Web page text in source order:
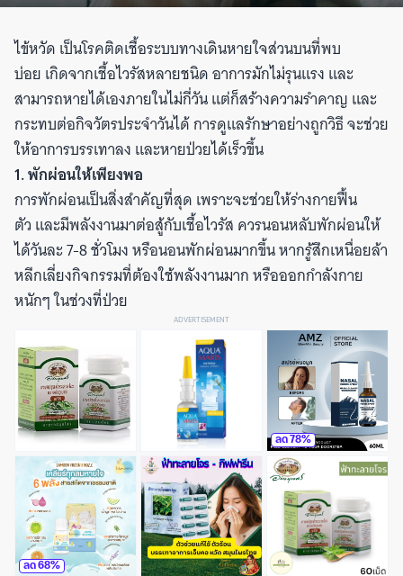
ไข้หวัด เป็นโรคติดเชื้อระบบทางเดินหายใจส่วนบนที่พบ
บ่อย เกิดจากเชื้อไวรัสหลายชนิด อาการมักไม่รุนแรง และ
สามารถหายได้เองภายในไม่กี่วัน แต่ก็สร้างความรำคาญ และ
กระทบต่อกิจวัตรประจำวันได้ การดูแลรักษาอย่างถูกวิธี จะช่วย
ให้อาการบรรเทาลง และหายป่วยได้เร็วขึ้น
1. พักผ่อนให้เพียงพอ
การพักผ่อนเป็นสิ่งสำคัญที่สุด เพราะจะช่วยให้ร่างกายฟื้น
ตัว และมีพลังงานมาต่อสู้กับเชื้อไวรัส ควรนอนหลับพักผ่อนให้
ได้วันละ 7-8 ชั่วโมง หรือนอนพักผ่อนมากขึ้น หากรู้สึกเหนื่อยล้า
หลีกเลี่ยงกิจกรรมที่ต้องใช้พลังงานมาก หรือออกกำลังกาย
หนักๆ ในช่วงที่ป่วย
ADVERTISEMENT
ลด78%
ลด68%